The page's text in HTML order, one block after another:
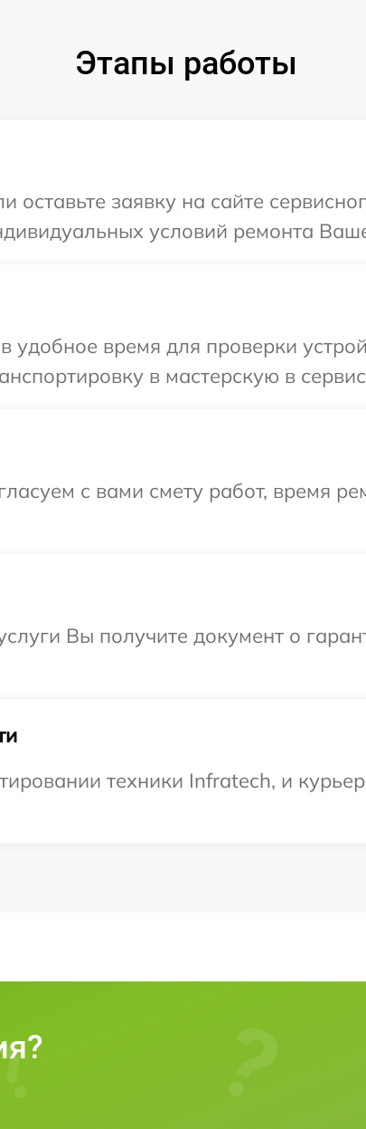
Этапы работы
оставьте заявку на сайте
условий ремонта
удобное время для проверки
в мастерскую в
с вами смету работ, время
Вы получите документ о
техники Infratech, и